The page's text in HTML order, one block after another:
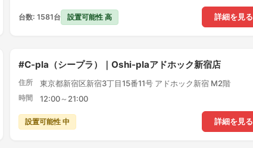
詳細を見る
台数: 1581台 設置可能性 高
#C-pla（シープラ）｜Oshi-plaアドホック新宿店
住所 東京都新宿区新宿3丁目15番11号 アドホック新宿 M2階
時間 12:00～21:00
詳細を見る
設置可能性 中